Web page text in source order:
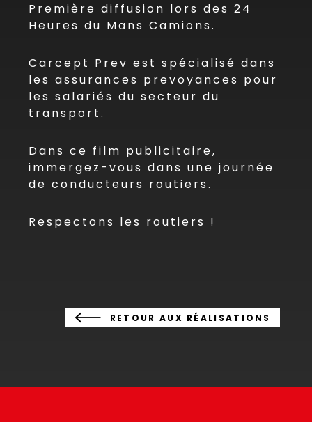
Première diffusion lors des 24
Heures du Mans Camions.
Carcept Prev est spécialisé dans
les assurances prevoyances pour
les salariés du secteur du
transport.
Dans ce film publicitaire,
immergez-vous dans une journée
de conducteurs routiers.
Respectons les routiers !
RETOUR AUX RÉALISATIONS